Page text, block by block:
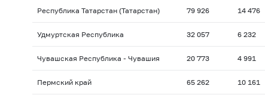
Республика Татарстан (Татарстан) 79 926 14 476
Удмуртская Республика 32 057 6 232
Чувашская Республика - Чувашия 20 773 4 991
Пермский край 65 262 10 161